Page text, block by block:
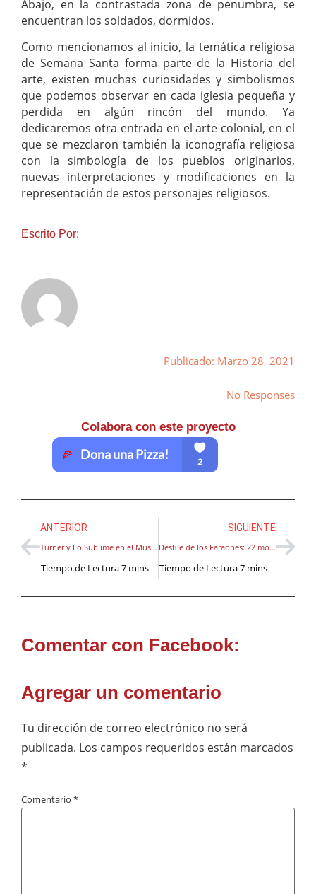
Abajo, en la contrastada zona de penumbra, se
encuentran los soldados, dormidos.
Como mencionamos al inicio, la temática religiosa
de Semana Santa forma parte de la Historia del
arte, existen muchas curiosidades y simbolismos
que podemos observar en cada iglesia pequeña y
perdida en algún rincón del mundo. Ya
dedicaremos otra entrada en el arte colonial, en el
que se mezclaron también la iconografía religiosa
con la simbología de los pueblos originarios,
nuevas interpretaciones y modificaciones en la
representación de estos personajes religiosos.
Escrito Por:
Publicado: Marzo 28, 2021
No Responses
Colabora con este proyecto
ANTERIOR
Turner y Lo Sublime en el Museo de Bellas Artes de Quebec.
SIGUIENTE
Desfile de los Faraones: 22 momias de gobernantes del antiguo Egipto desfilan a su nueva morada en El Cairo
Comentar con Facebook:
Agregar un comentario
Tu dirección de correo electrónico no será
publicada. Los campos requeridos están marcados
*
Comentario *